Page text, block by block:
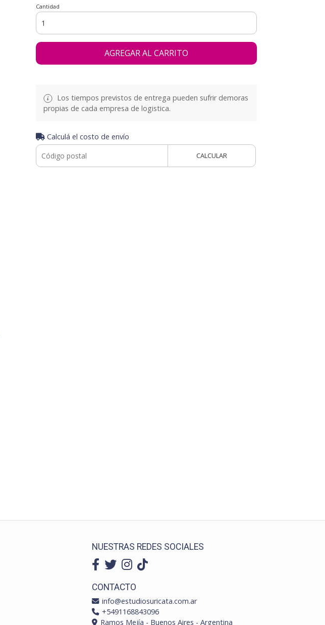
Cantidad
AGREGAR AL CARRITO
Los tiempos previstos de entrega pueden sufrir demoras
propias de cada empresa de logistica.
Calculá el costo de envío
CALCULAR
NUESTRAS REDES SOCIALES
CONTACTO
info@estudiosuricata.com.ar
+5491168843096
Ramos Mejía - Buenos Aires - Argentina